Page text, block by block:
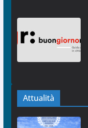
Attualità